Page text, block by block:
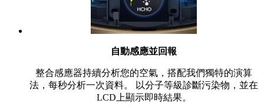
自動感應並回報
整合感應器持續分析您的空氣，搭配我們獨特的演算
法，每秒分析一次資料。 以分子等級診斷污染物，並在
LCD上顯示即時結果。